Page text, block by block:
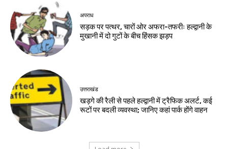
अपराध
सड़क पर पत्थर, चारों ओर अफरा-तफरीः हल्द्वानी के
मुखानी में दो गुटों के बीच हिंसक झड़प
उत्तराखंड
खड़गे की रैली से पहले हल्द्वानी में ट्रैफिक अलर्ट, कई
रूटों पर बदली व्यवस्था; जानिए कहां पार्क होंगे वाहन